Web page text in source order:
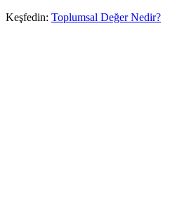
Keşfedin: Toplumsal Değer Nedir?